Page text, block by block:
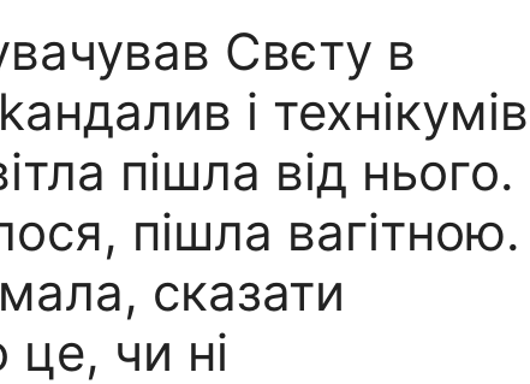
Свєту в
і технікумів
пішла від нього.
пішла вагітною.
сказати
це, чи ні